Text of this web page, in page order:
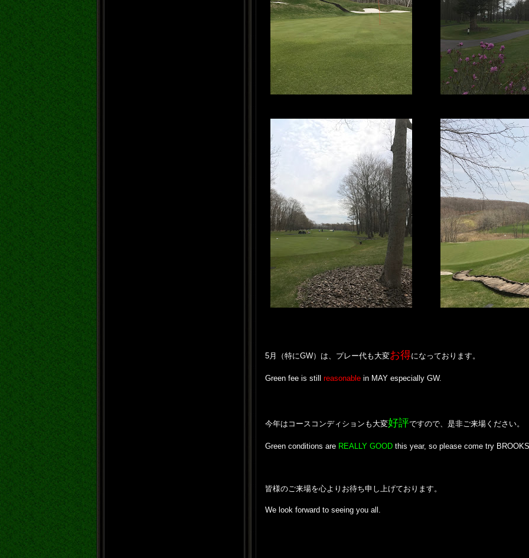
5月（特にGW）は、プレー代も大変お得になっております。
Green fee is still reasonable in MAY especially GW.
今年はコースコンディションも大変好評ですので、是非ご来場ください。
Green conditions are REALLY GOOD this year, so please come try
皆様のご来場を心よりお待ち申し上げております。
We look forward to seeing you all.